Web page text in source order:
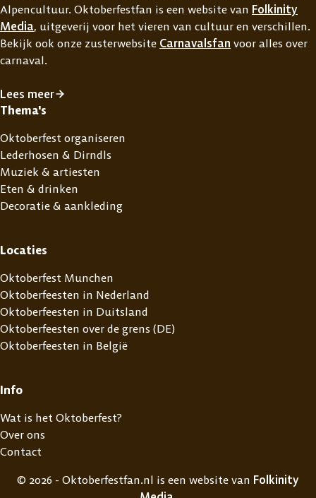
Alpencultuur. Oktoberfestfan is een website van Folkinity
Media, uitgeverij voor het vieren van cultuur en verschillen.
Bekijk ook onze zusterwebsite Carnavalsfan voor alles over
carnaval.
Lees meer
Thema's
Oktoberfest organiseren
Lederhosen & Dirndls
Muziek & artiesten
Eten & drinken
Decoratie & aankleding
Locaties
Oktoberfest Munchen
Oktoberfeesten in Nederland
Oktoberfeesten in Duitsland
Oktoberfeesten over de grens (DE)
Oktoberfeesten in België
Info
Wat is het Oktoberfest?
Over ons
Contact
© 2026 - Oktoberfestfan.nl is een website van Folkinity